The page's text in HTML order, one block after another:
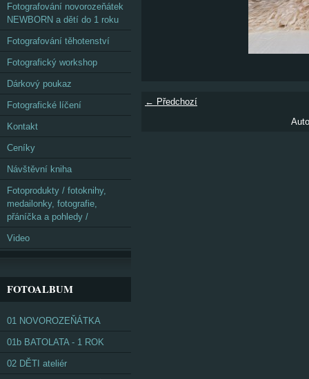
← Předchozí
Fotografování novorozeňátek
NEWBORN a dětí do 1 roku
Fotografování těhotenství
Fotografický workshop
Dárkový poukaz
Fotografické líčení
Kontakt
Ceníky
Návštěvní kniha
Fotoprodukty / fotoknihy,
medailonky, fotografie,
přáníčka a pohledy /
Video
FOTOALBUM
01 NOVOROZEŇÁTKA
01b BATOLATA - 1 ROK
02 DĚTI ateliér